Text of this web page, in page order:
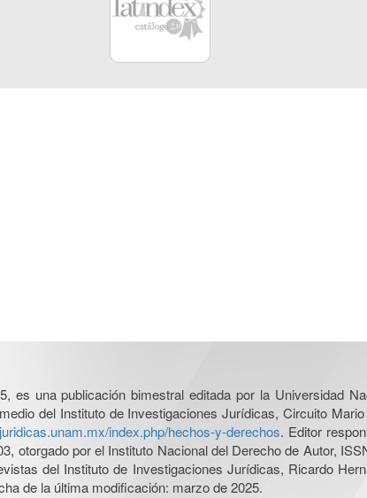
es una publicación bimestral editada por la Universidad
del Instituto de Investigaciones Jurídicas, Circuito
index.php/hechos-y-derechos. Editor
otorgado por el Instituto Nacional del Derecho de Autor,
del Instituto de Investigaciones Jurídicas, Ricardo
de la última modificación: marzo de 2025.